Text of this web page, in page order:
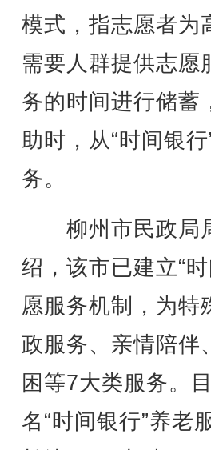
模式，指志愿者为
需要人群提供志愿
务的时间进行储蓄
助时，从“时间银
务。
柳州市民政局
绍，该市已建立“
愿服务机制，为特
政服务、亲情陪伴
困等7大类服务。
名“时间银行”养老